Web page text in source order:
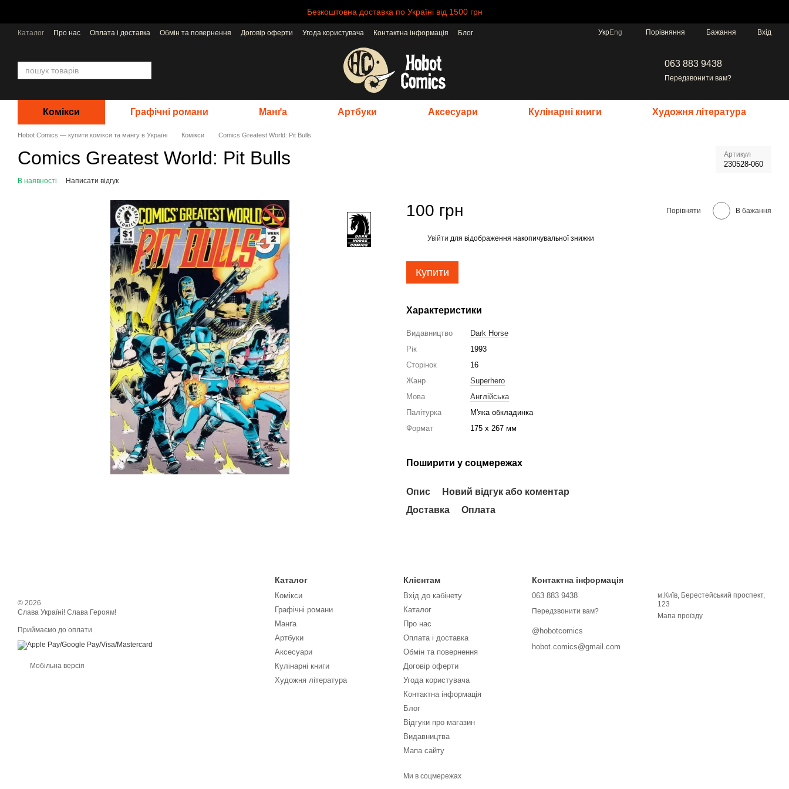
Безкоштовна доставка по Україні від 1500 грн
Каталог Про нас Оплата і доставка Обмін та повернення Договір оферти Угода користувача Контактна інформація
Блог
УкрEng Порівняння Бажання Вхід
063 883 9438
Передзвонити вам?
Комікси Графічні романи Манґа Артбуки Аксесуари Кулінарні книги Художня література
Hobot Comics — купити комікси та мангу в Україні Комікси Comics Greatest World: Pit Bulls
Comics Greatest World: Pit Bulls Артикул
230528-060
В наявності Написати відгук
100 грн Порівняти В бажання
Увійти для відображення накопичувальної знижки
Купити
Характеристики
Видавництво
Dark Horse
Рік
1993
Сторінок
16
Жанр
Superhero
Мова
Англійська
Палітурка
М'яка обкладинка
Формат
175 x 267 мм
Поширити у соцмережах
Опис
Новий відгук або коментар
Доставка
Оплата
© 2026
Слава Україні! Слава Героям!
Приймаємо до оплати
Мобільна версія
Каталог
Комікси
Графічні романи
Манґа
Артбуки
Аксесуари
Кулінарні книги
Художня література
Клієнтам
Вхід до кабінету
Каталог
Про нас
Оплата і доставка
Обмін та повернення
Договір оферти
Угода користувача
Контактна інформація
Блог
Відгуки про магазин
Видавництва
Мапа сайту
Ми в соцмережах
Контактна інформація
063 883 9438
Передзвонити вам?
@hobotcomics
hobot.comics@gmail.com
м.Київ, Берестейський проспект,
123
Мапа проїзду